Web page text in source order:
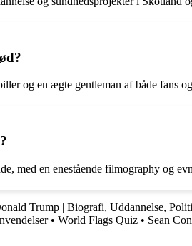
og en ægte gentleman af både fans
med en enestående filmography og
Trump | Biografi, Uddannelse,
• World Flags Quiz • Sean